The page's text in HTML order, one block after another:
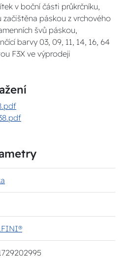
v boční části průkrčníku,
začištěna páskou z vrchového
švů páskou,
barvy 03, 09, 11, 14, 16, 64
F3X ve výprodeji